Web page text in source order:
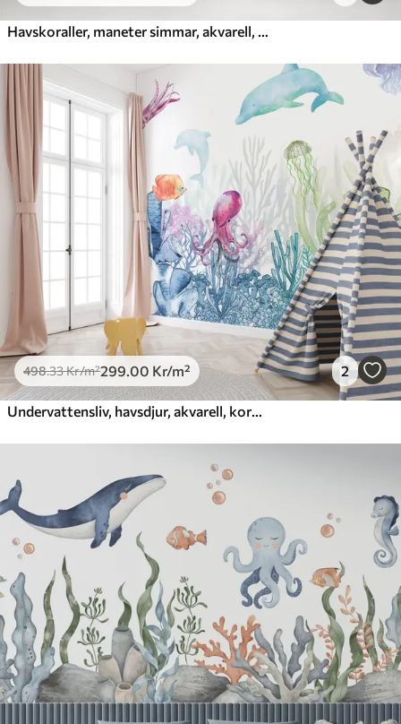
Havskoraller, maneter simmar, akvarell, grått, blått, rött
498.33Kr/m²299.00 Kr/m² 2
Undervattensliv, havsdjur, akvarell, koraller, delfin, bläckfisk